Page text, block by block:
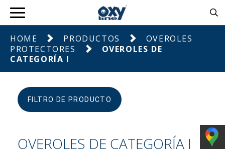
HOME PRODUCTOS
OVEROLES
PROTECTORES
OVEROLES DE
CATEGORÍA I
FILTRO DE PRODUCTO
OVEROLES DE CATEGORÍA I